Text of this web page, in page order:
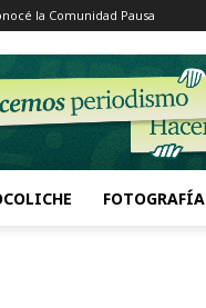
la Comunidad Pausa
FOTOGRAFÍA